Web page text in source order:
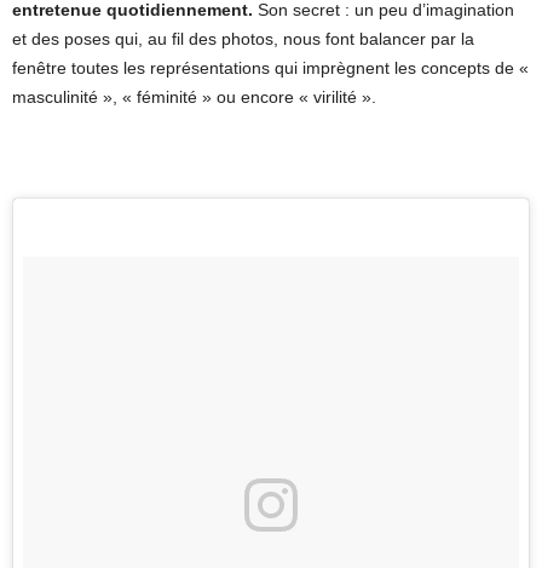
entretenue quotidiennement. Son secret : un peu d’imagination
et des poses qui, au fil des photos, nous font balancer par la
fenêtre toutes les représentations qui imprègnent les concepts de «
masculinité », « féminité » ou encore « virilité ».